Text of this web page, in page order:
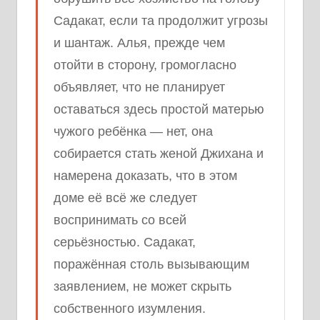
Садакат, если та продолжит угрозы
и шантаж. Алья, прежде чем
отойти в сторону, громогласно
объявляет, что не планирует
оставаться здесь простой матерью
чужого ребёнка — нет, она
собирается стать женой Джихана и
намерена доказать, что в этом
доме её всё же следует
воспринимать со всей
серьёзностью. Садакат,
поражённая столь вызывающим
заявлением, не может скрыть
собственного изумления.